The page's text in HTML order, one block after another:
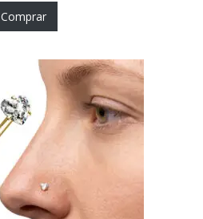
Comprar